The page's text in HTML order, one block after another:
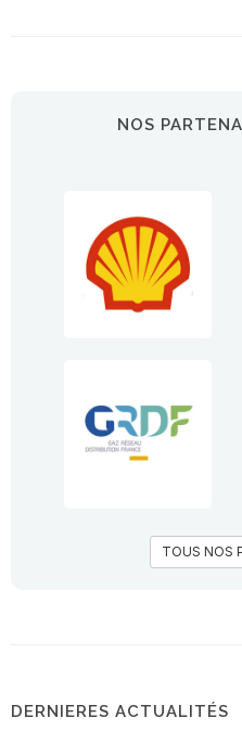
NOS
TOUS NOS
DERNIERES ACTUALITÉS